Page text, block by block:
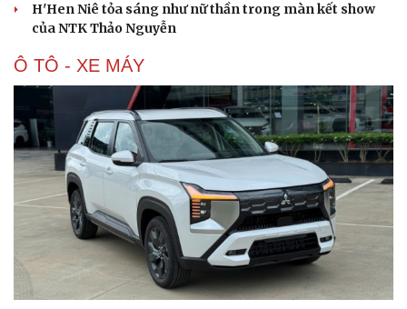
Du lịch
Tư vấn
Săn Tour
check-in
Podcast
Câu chuyện thời sự
Đọc truyện đêm khuya
Cửa sổ tình yêu
Kể chuyện cho bé
Hạt giống tâm hồn
H'Hen Niê tỏa sáng như nữ thần trong màn kết show
của NTK Thảo Nguyễn
Ô TÔ - XE MÁY